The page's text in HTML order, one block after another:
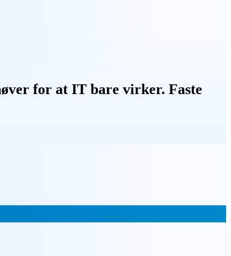
for at IT bare virker. Faste